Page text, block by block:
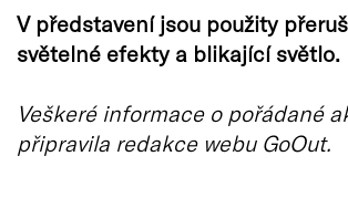
V představení jsou použity
světelné efekty a blikající světlo.
Veškeré informace o pořádané
připravila redakce webu GoOut.